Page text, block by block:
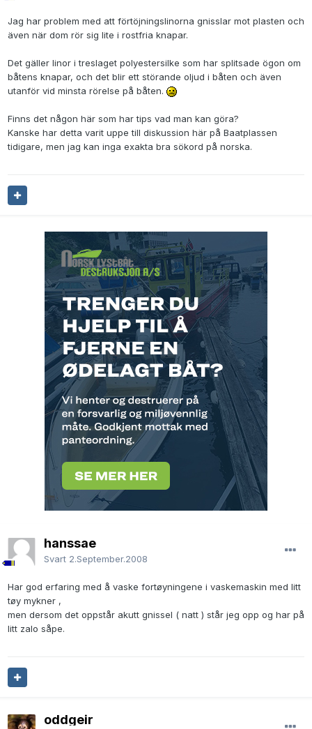
Jag har problem med att förtöjningslinorna gnisslar mot plasten och
även när dom rör sig lite i rostfria knapar.
Det gäller linor i treslaget polyestersilke som har splitsade ögon om
båtens knapar, och det blir ett störande oljud i båten och även
utanför vid minsta rörelse på båten.
Finns det någon här som har tips vad man kan göra?
Kanske har detta varit uppe till diskussion här på Baatplassen
tidigare, men jag kan inga exakta bra sökord på norska.
hanssae
Svart 2.September.2008
Har god erfaring med å vaske fortøyningene i vaskemaskin med litt
tøy mykner ,
men dersom det oppstår akutt gnissel ( natt ) står jeg opp og har på
litt zalo såpe.
oddgeir